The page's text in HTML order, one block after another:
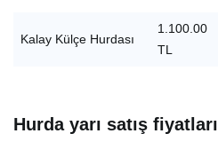
Kalay Külçe Hurdası
1.100.00
TL
Hurda yarı satış fiyatları